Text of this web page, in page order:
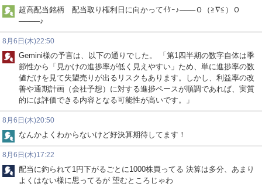
超高配当銘柄 配当取り権利日に向かってｲｹｰ♪───Ｏ（≧∇≦）Ｏ
────♪
8月6日(木)22:50
Gemini様の予言は、以下の通りでした。 「第1四半期の数字自体は季
節性から「見かけの進捗率が低く見えやすい」ため、単に進捗率の数
値だけを見て失望売りが出るリスクもあります。しかし、利益率の改
善や通期計画（会社予想）に対する進捗ペースが順調であれば、実質
的には評価できる内容となる可能性が高いです。」
8月6日(木)20:50
なんかよくわからないけど好決算期待してます！
8月6日(木)17:22
配当に釣られて1円下がるごとに1000株買ってる 決算は多分、あまり
よくはない様に思ってるが 望むところじゃわ